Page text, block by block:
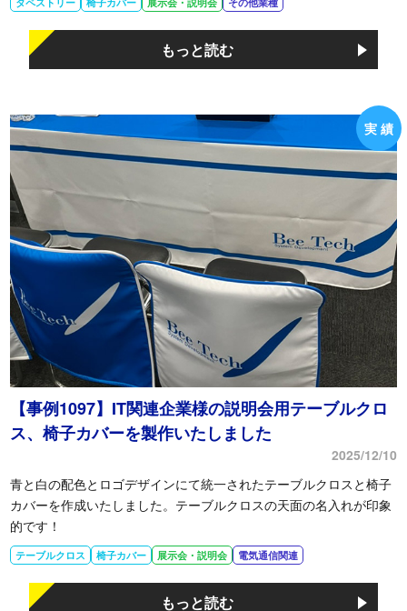
もっと読む
【事例1097】IT関連企業様の説明会用テーブルクロ
ス、椅子カバーを製作いたしました
2025/12/10
青と白の配色とロゴデザインにて統一されたテーブルクロスと椅子
カバーを作成いたしました。テーブルクロスの天面の名入れが印象
的です！
テーブルクロス 椅子カバー 展示会・説明会 電気通信関連
もっと読む